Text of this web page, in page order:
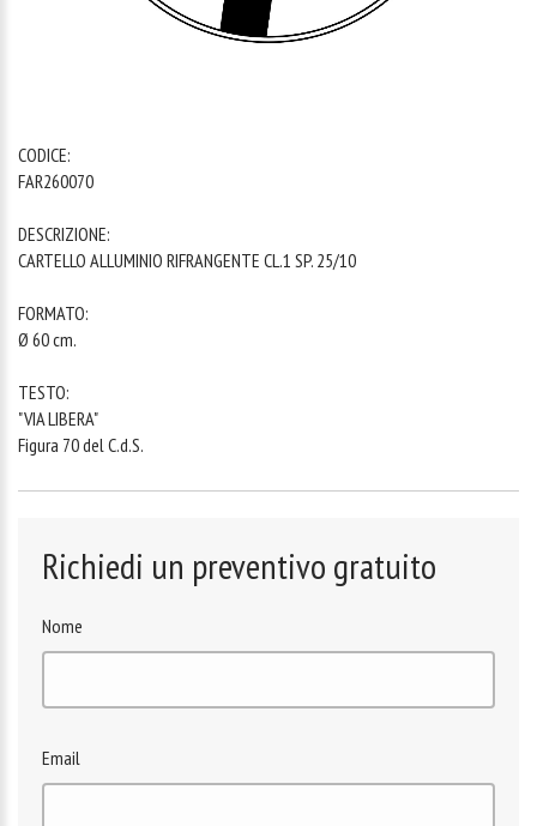
CODICE:
FAR260070
DESCRIZIONE:
CARTELLO ALLUMINIO RIFRANGENTE CL.1 SP. 25/10
FORMATO:
Ø 60 cm.
TESTO:
"VIA LIBERA"
Figura 70 del C.d.S.
Richiedi un preventivo gratuito
Nome
Email